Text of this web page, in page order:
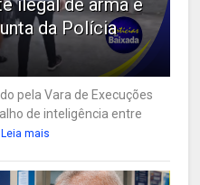
da Polícia
pela Vara de Execuções
de inteligência entre
Leia mais